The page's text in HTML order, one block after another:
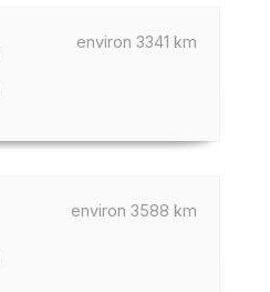
environ 3341 km
environ 3588 km